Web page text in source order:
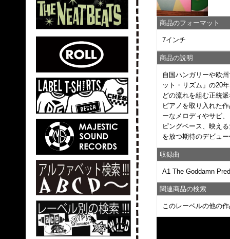
商品のフォーマット
7インチ
商品の説明
自国ハンガリーや欧
ット・リズム」の20
どの流れを組む正統
ピアノを取り入れた
ーなメロディやサビ
ピングベース、映え
を放つ期待のデビュ
収録曲
A1 The Goddamn
関連商品の検索
このレーベルの他の